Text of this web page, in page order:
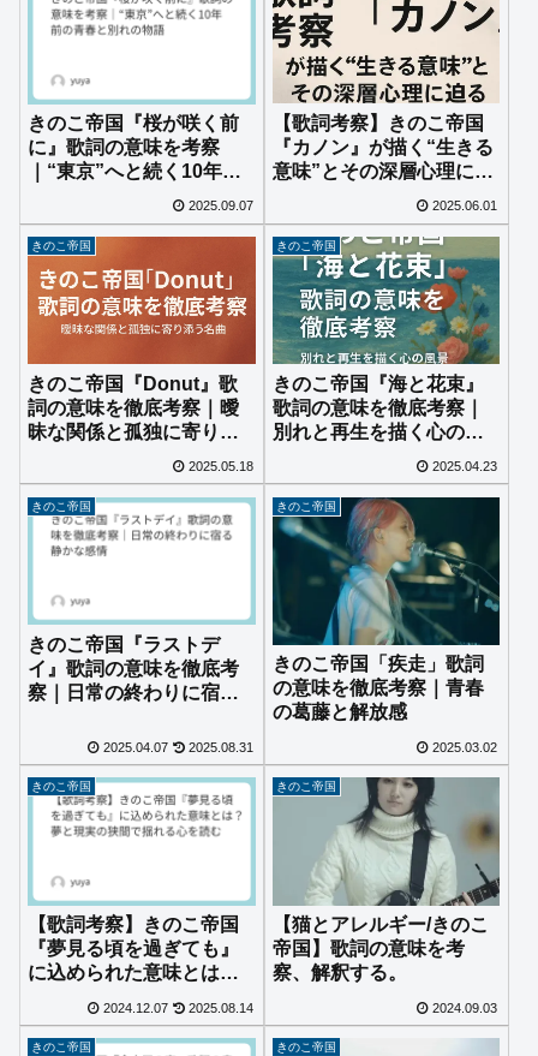
きのこ帝国『桜が咲く前
に』歌詞の意味を考察
｜“東京”へと続く10年前
の青春と別れの物語
2025.09.07
【歌詞考察】きのこ帝国
『カノン』が描く“生きる
意味”とその深層心理に迫
2025.06.01
きのこ帝国
きのこ帝国『Donut』歌
詞の意味を徹底考察｜曖
昧な関係と孤独に寄り添
2025.05.18
きのこ帝国
きのこ帝国『海と花束』
歌詞の意味を徹底考察｜
別れと再生を描く心の風
2025.04.23
きのこ帝国
きのこ帝国『ラストデ
イ』歌詞の意味を徹底考
察｜日常の終わりに宿る
2025.04.07 2025.08.31
きのこ帝国
きのこ帝国「疾走」歌詞
の意味を徹底考察｜青春
の葛藤と解放感
2025.03.02
きのこ帝国
【歌詞考察】きのこ帝国
『夢見る頃を過ぎても』
に込められた意味とは？
心を読む
2024.12.07 2025.08.14
きのこ帝国
【猫とアレルギー/きのこ
帝国】歌詞の意味を考
察、解釈する。
2024.09.03
きのこ帝国 きのこ帝国